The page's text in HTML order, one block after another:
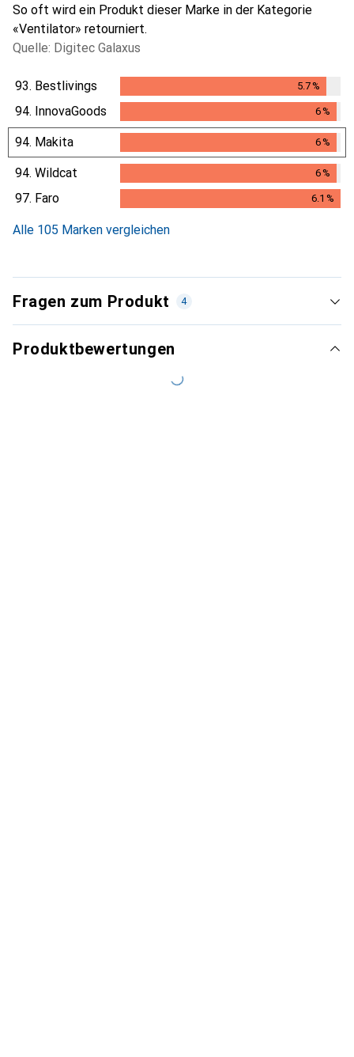
So oft wird ein Produkt dieser Marke in der Kategorie
«Ventilator» retourniert.
Quelle: Digitec Galaxus
93. Bestlivings 5.7%
5.7%
94. InnovaGoods 6%
6%
94. Makita 6%
6%
94. Wildcat 6%
6%
97. Faro 6.1 %
Alle 105 Marken vergleichen
Fragen zum Produkt 4
Produktbewertungen